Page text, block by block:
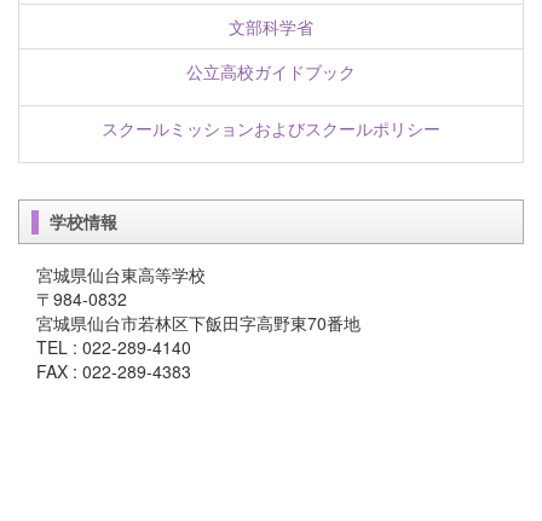
文部科学省
公立高校ガイドブック
スクールミッションおよびスクールポリシー
学校情報
宮城県仙台東高等学校
〒984-0832
宮城県仙台市若林区下飯田字高野東70番地
TEL : 022-289-4140
FAX : 022-289-4383